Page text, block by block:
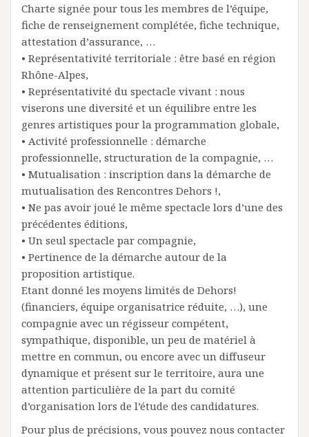
Charte signée pour tous les membres de l’équipe,
fiche de renseignement complétée, fiche technique,
attestation d’assurance, …
• Représentativité territoriale : être basé en région
Rhône-Alpes,
• Représentativité du spectacle vivant : nous
viserons une diversité et un équilibre entre les
genres artistiques pour la programmation globale,
• Activité professionnelle : démarche
professionnelle, structuration de la compagnie, …
• Mutualisation : inscription dans la démarche de
mutualisation des Rencontres Dehors !,
• Ne pas avoir joué le même spectacle lors d’une des
précédentes éditions,
• Un seul spectacle par compagnie,
• Pertinence de la démarche autour de la
proposition artistique.
Etant donné les moyens limités de Dehors!
(financiers, équipe organisatrice réduite, …), une
compagnie avec un régisseur compétent,
sympathique, disponible, un peu de matériel à
mettre en commun, ou encore avec un diffuseur
dynamique et présent sur le territoire, aura une
attention particulière de la part du comité
d’organisation lors de l’étude des candidatures.
Pour plus de précisions, vous pouvez nous contacter